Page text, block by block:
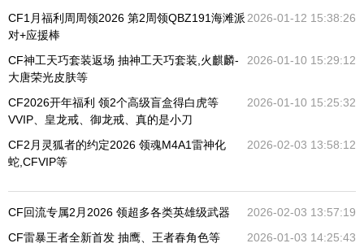
2026-01-12 15:38:26
CF1月福利周周领2026 第2周领QBZ191海滩派
对+应援棒
2026-01-10 15:29:12
CF神工天巧套装返场 抽神工天巧套装,火麒麟-
大唐荣光皮肤等
2026-01-10 15:25:32
CF2026开年福利 领2个高级盲盒得白虎等
VVIP、皇龙戒、御龙戒、真的是小刀
2026-02-03 13:58:12
CF2月灵狐者的约定2026 领魂M4A1雷神化
蛇,CFVIP等
2026-02-03 13:57:19
CF回流专属2月2026 领超多各类英雄级武器
2026-01-03 14:25:43
CF雷暴王者全新首发 抽鹰、王者春角色等